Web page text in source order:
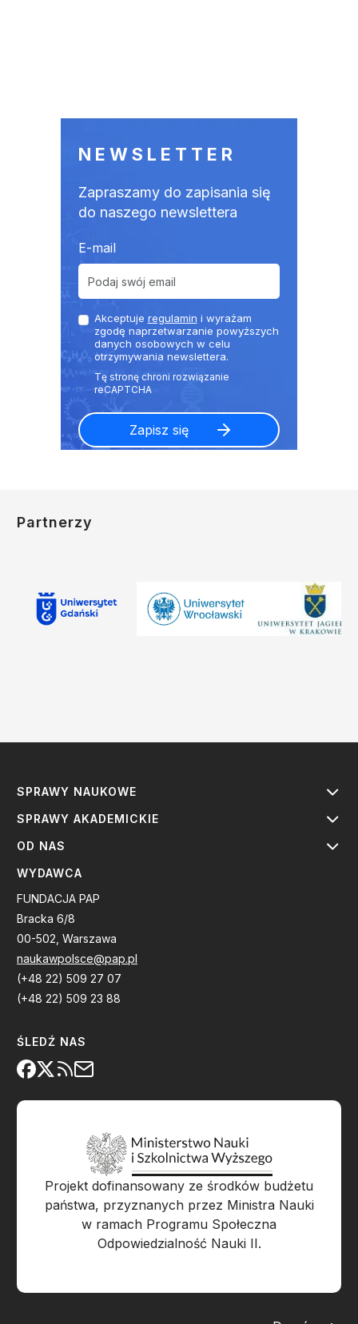
NEWSLETTER
Zapraszamy do zapisania się
do naszego newslettera
E-mail
Akceptuje regulamin i wyrażam
zgodę naprzetwarzanie powyższych
danych osobowych w celu
otrzymywania newslettera.
Partnerzy
SPRAWY NAUKOWE
SPRAWY AKADEMICKIE
OD NAS
WYDAWCA
FUNDACJA PAP
Bracka 6/8
00-502, Warszawa
naukawpolsce@pap.pl
(+48 22) 509 27 07
(+48 22) 509 23 88
ŚLEDŹ NAS
Projekt dofinansowany ze środków budżetu
państwa, przyznanych przez Ministra Nauki
w ramach Programu Społeczna
Odpowiedzialność Nauki II.